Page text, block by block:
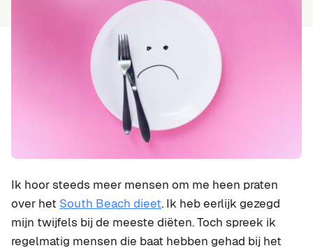
Ik hoor steeds meer mensen om me heen praten
over het South Beach dieet. Ik heb eerlijk gezegd
mijn twijfels bij de meeste diëten. Toch spreek ik
regelmatig mensen die baat hebben gehad bij het